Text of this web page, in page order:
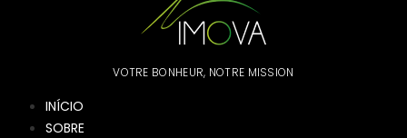
VOTRE BONHEUR, NOTRE MISSION
INÍCIO
SOBRE